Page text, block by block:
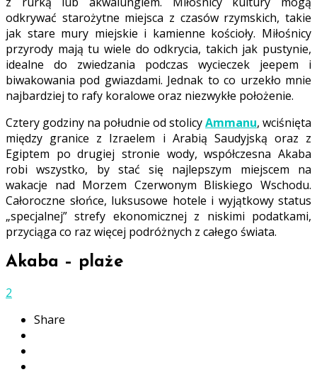
odkrywać starożytne miejsca z czasów rzymskich, takie
jak stare mury miejskie i kamienne kościoły. Miłośnicy
przyrody mają tu wiele do odkrycia, takich jak pustynie,
idealne do zwiedzania podczas wycieczek jeepem i
biwakowania pod gwiazdami. Jednak to co urzekło mnie
najbardziej to rafy koralowe oraz niezwykłe położenie.
Cztery godziny na południe od stolicyAmmanu, wciśnięta
między granice z Izraelem i Arabią Saudyjską oraz z
Egiptem po drugiej stronie wody, współczesna Akaba
robi wszystko, by stać się najlepszym miejscem na
wakacje nad Morzem Czerwonym Bliskiego Wschodu.
Całoroczne słońce, luksusowe hotele i wyjątkowy status
„specjalnej” strefy ekonomicznej z niskimi podatkami,
przyciąga co raz więcej podróżnych z całego świata.
Akaba – plaże
2
Share